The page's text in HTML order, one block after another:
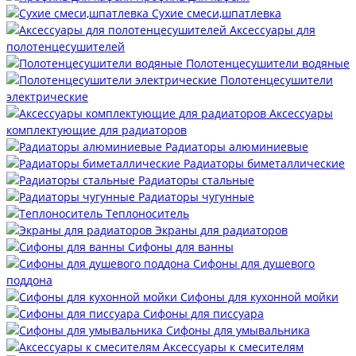
Сухие смеси,шпатлевка
Аксессуары для
полотенцесушителей
Полотенцесушители водяные
Полотенцесушители
электрические
Аксессуары
комплектующие для радиаторов
Радиаторы алюминиевые
Радиаторы биметаллические
Радиаторы стальные
Радиаторы чугунные
Теплоноситель
Экраны для радиаторов
Сифоны для ванны
Сифоны для душевого
поддона
Сифоны для кухонной мойки
Сифоны для писсуара
Сифоны для умывальника
Аксессуары к смесителям